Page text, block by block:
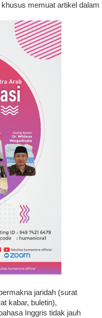
memuat artikel dalam
kabar, buletin),
Inggris tidak jauh